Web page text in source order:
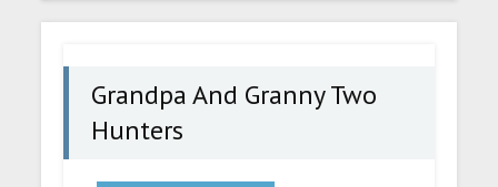
Grandpa And Granny Two Hunters (Много денег) на
Grandpa And Granny Two
Hunters